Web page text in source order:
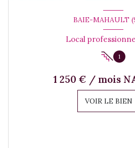
BAIE-MAHAULT
1
1 250 € / mois
VOIR LE BIEN